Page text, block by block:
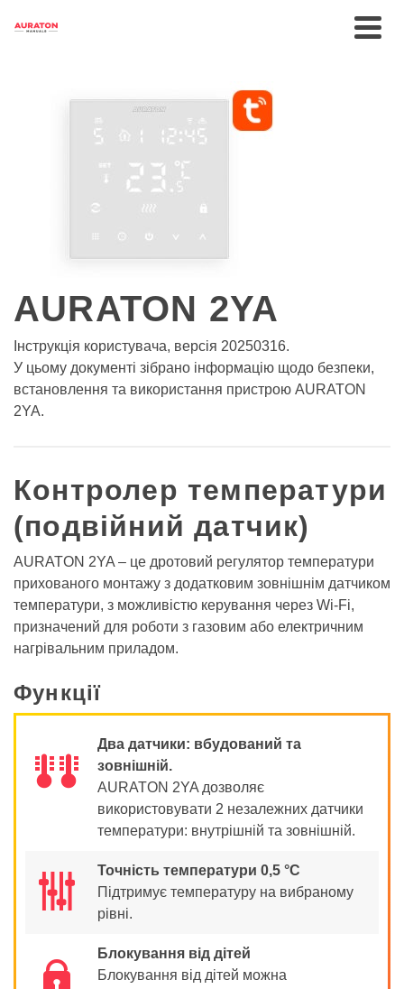
AURATON 2YA
Інструкція користувача, версія 20250316.
У цьому документі зібрано інформацію щодо безпеки,
встановлення та використання пристрою AURATON
2YA.
Контролер температури
(подвійний датчик)
AURATON 2YA – це дротовий регулятор температури
прихованого монтажу з додатковим зовнішнім датчиком
температури, з можливістю керування через Wi-Fi,
призначений для роботи з газовим або електричним
нагрівальним приладом.
Функції
ææ
Два датчики: вбудований та
зовнішній.
AURATON 2YA дозволяє
використовувати 2 незалежних датчики
температури: внутрішній та зовнішній.
Точність температури 0,5 °C
Підтримує температуру на вибраному
рівні.
Блокування від дітей
Блокування від дітей можна